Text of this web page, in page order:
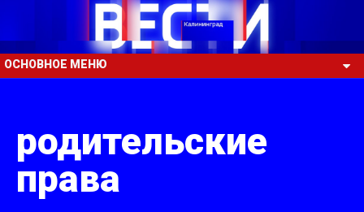
ОСНОВНОЕ МЕНЮ
родительские
права